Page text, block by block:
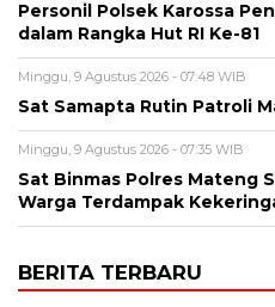
Personil Polsek Karossa
dalam Rangka Hut RI Ke-81
Minggu, 9 Agustus 2026 - 07:48 WIB
Sat Samapta Rutin Patroli
Minggu, 9 Agustus 2026 - 07:35 WIB
Sat Binmas Polres Mateng
Warga Terdampak
BERITA TERBARU